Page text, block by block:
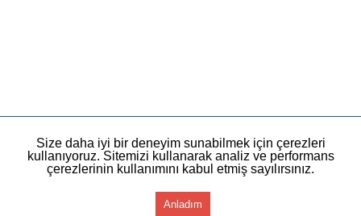
Size daha iyi bir deneyim sunabilmek için çerezleri
kullanıyoruz. Sitemizi kullanarak analiz ve performans
çerezlerinin kullanımını kabul etmiş sayılırsınız.
Anladım